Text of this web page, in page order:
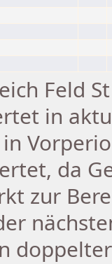
Feld
in
da
zur